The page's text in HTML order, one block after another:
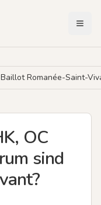
Romanée-Saint-
OC
sind